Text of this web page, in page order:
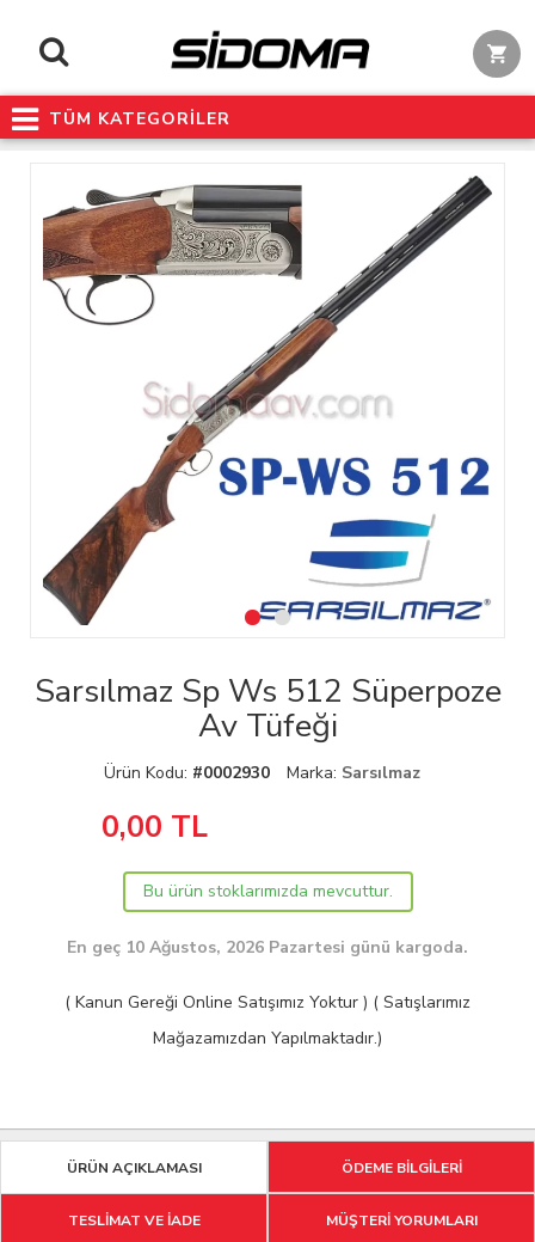
TÜM KATEGORİLER
Sarsılmaz Sp Ws 512 Süperpoze
Av Tüfeği
Ürün Kodu: #0002930 Marka: Sarsılmaz
0,00 TL
Bu ürün stoklarımızda mevcuttur.
En geç 10 Ağustos, 2026 Pazartesi günü kargoda.
( Kanun Gereği Online Satışımız Yoktur ) ( Satışlarımız
Mağazamızdan Yapılmaktadır.)
ÜRÜN AÇIKLAMASI ÖDEME BİLGİLERİ
TESLİMAT VE İADE MÜŞTERİ YORUMLARI